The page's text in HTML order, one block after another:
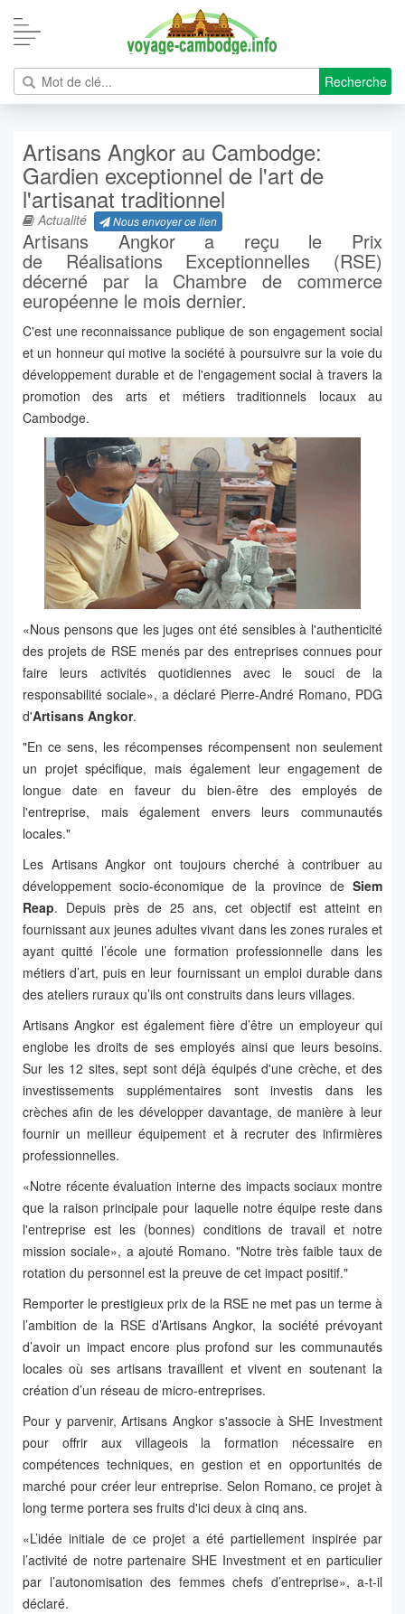
Recherche
Artisans Angkor au Cambodge:
Gardien exceptionnel de l'art de
l'artisanat traditionnel
Actualité Nous envoyer ce lien
Artisans Angkor a reçu le Prix
de Réalisations Exceptionnelles (RSE)
décerné par la Chambre de commerce
européenne le mois dernier.
C'est une reconnaissance publique de son engagement social
et un honneur qui motive la société à poursuivre sur la voie du
développement durable et de l'engagement social à travers la
promotion des arts et métiers traditionnels locaux au
Cambodge.
«Nous pensons que les juges ont été sensibles à l'authenticité
des projets de RSE menés par des entreprises connues pour
faire leurs activités quotidiennes avec le souci de la
responsabilité sociale», a déclaré Pierre-André Romano, PDG
d'Artisans Angkor.
"En ce sens, les récompenses récompensent non seulement
un projet spécifique, mais également leur engagement de
longue date en faveur du bien-être des employés de
l'entreprise, mais également envers leurs communautés
locales."
Les Artisans Angkor ont toujours cherché à contribuer au
développement socio-économique de la province de Siem
Reap. Depuis près de 25 ans, cet objectif est atteint en
fournissant aux jeunes adultes vivant dans les zones rurales et
ayant quitté l’école une formation professionnelle dans les
métiers d’art, puis en leur fournissant un emploi durable dans
des ateliers ruraux qu’ils ont construits dans leurs villages.
Artisans Angkor est également fière d’être un employeur qui
englobe les droits de ses employés ainsi que leurs besoins.
Sur les 12 sites, sept sont déjà équipés d'une crèche, et des
investissements supplémentaires sont investis dans les
crèches afin de les développer davantage, de manière à leur
fournir un meilleur équipement et à recruter des infirmières
professionnelles.
«Notre récente évaluation interne des impacts sociaux montre
que la raison principale pour laquelle notre équipe reste dans
l'entreprise est les (bonnes) conditions de travail et notre
mission sociale», a ajouté Romano. "Notre très faible taux de
rotation du personnel est la preuve de cet impact positif."
Remporter le prestigieux prix de la RSE ne met pas un terme à
l’ambition de la RSE d’Artisans Angkor, la société prévoyant
d’avoir un impact encore plus profond sur les communautés
locales où ses artisans travaillent et vivent en soutenant la
création d’un réseau de micro-entreprises.
Pour y parvenir, Artisans Angkor s'associe à SHE Investment
pour offrir aux villageois la formation nécessaire en
compétences techniques, en gestion et en opportunités de
marché pour créer leur entreprise. Selon Romano, ce projet à
long terme portera ses fruits d'ici deux à cinq ans.
«L’idée initiale de ce projet a été partiellement inspirée par
l’activité de notre partenaire SHE Investment et en particulier
par l’autonomisation des femmes chefs d’entreprise», a-t-il
déclaré.